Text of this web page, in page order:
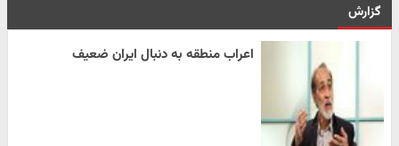
گزارش
اعراب منطقه به دنبال ایران ضعیف